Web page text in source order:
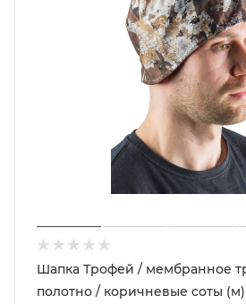
Шапка Трофей / мембранное
полотно / коричневые соты (м)